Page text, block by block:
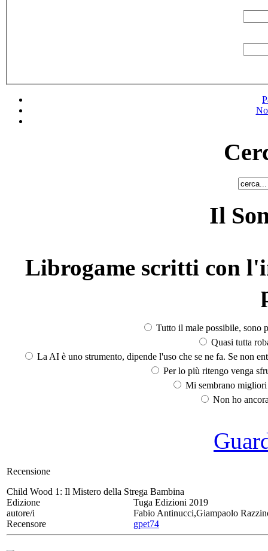
Il
Librogame scritti con
Tutto il male possibile, sono
Quasi tutta
La AI è uno strumento, dipende l'uso che se ne fa. Se non
Per lo più ritengo venga
Mi sembrano
Non ho
Recensione
Child Wood 1: Il Mistero della Strega Bambina
Edizione
Tuga Edizioni 2019
autore/i
Fabio Antinucci,Giampaolo
Recensore
gpet74